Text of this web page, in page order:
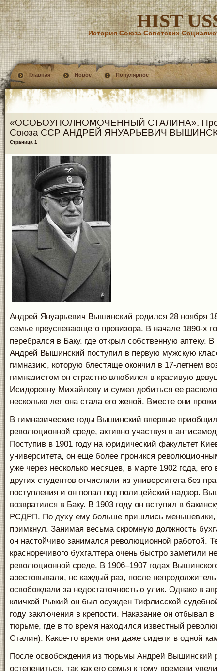
HIST
История Союза Советских
Главная Новое Популярное
«ОСОБОУПОЛНОМОЧЕННЫЙ СТАЛИНА».
Союза ССР АНДРЕЙ ЯНУАРЬЕВИЧ
Страница 1
Андрей Януарьевич Вышинский родился 28 ноября
семье преуспевающего провизора. В начале 1890-х
перебрался в Баку, где открыл собственную аптеку. В
Андрей Вышинский поступил в первую мужскую
гимназию, которую блестяще окончил в 17-летнем
гимназистом он страстно влюбился в красивую
Исидоровну Михайлову и сумел добиться ее
несколько лет она стала его женой. Вместе они
В гимназические годы Вышинский впервые
революционной среде, активно участвуя в
Поступив в 1901 году на юридический факультет
университета, он еще более проникся
уже через несколько месяцев, в марте 1902 года, его
других студентов отчислили из университета без
поступления и он попал под полицейский надзор.
возвратился в Баку. В 1903 году он вступил в
РСДРП. По духу ему больше пришлись меньшевики,
примкнул. Занимая весьма скромную должность
он настойчиво занимался революционной работой.
красноречивого бухгалтера очень быстро заметили
революционной среде. В 1906–1907 годах
арестовывали, но каждый раз, после
освобождали за недостаточностью улик. Однако в
кличкой Рыжий он был осужден Тифлисской
году заключения в крепости. Наказание он отбывал
тюрьме, где в то время находился известный
Сталин). Какое-то время они даже сидели в одной
После освобождения из тюрьмы Андрей Вышинский
остепениться, так как его семья к тому времени